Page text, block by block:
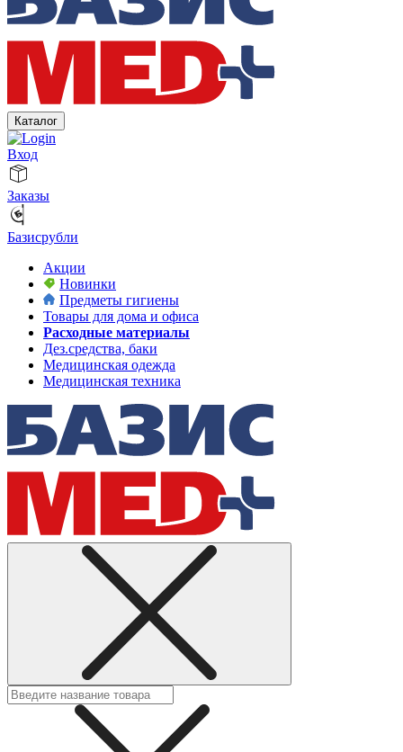
Каталог
Вход
Заказы
Базисрубли
Акции
Новинки
Предметы гигиены
Товары для дома и офиса
Расходные материалы
Дез.средства, баки
Медицинская одежда
Медицинская техника